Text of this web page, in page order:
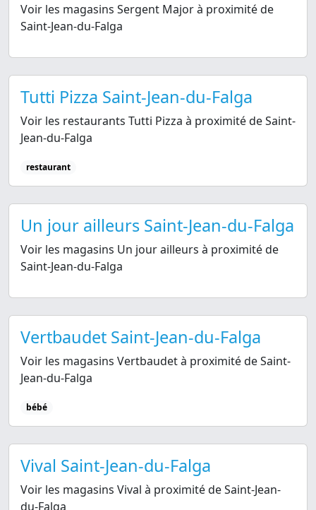
Voir les magasins Sergent Major à proximité de
Saint-Jean-du-Falga
Tutti Pizza Saint-Jean-du-Falga
Voir les restaurants Tutti Pizza à proximité de Saint-
Jean-du-Falga
restaurant
Un jour ailleurs Saint-Jean-du-Falga
Voir les magasins Un jour ailleurs à proximité de
Saint-Jean-du-Falga
Vertbaudet Saint-Jean-du-Falga
Voir les magasins Vertbaudet à proximité de Saint-
Jean-du-Falga
bébé
Vival Saint-Jean-du-Falga
Voir les magasins Vival à proximité de Saint-Jean-
du-Falga